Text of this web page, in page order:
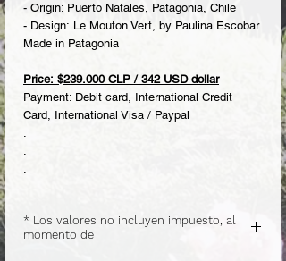
- Origin: Puerto Natales, Patagonia, Chile
- Design: Le Mouton Vert, by Paulina Escobar
Made in Patagonia
Price: $239.000 CLP / 342 USD dollar
Payment: Debit card, International Credit
Card, International Visa / Paypal
.
.
.
* Los valores no incluyen impuesto, al
momento de